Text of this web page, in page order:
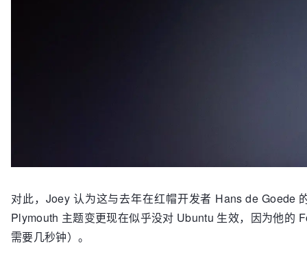
对此，Joey 认为这与去年在红帽开发者 Hans de Goede
Plymouth 主题变更现在似乎没对 Ubuntu 生效，因为他的
需要几秒钟）。